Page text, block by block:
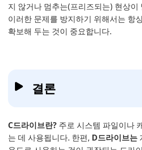
지 않거나 멈추는(프리즈되는) 현상이
이러한 문제를 방지하기 위해서는 항
확보해 두는 것이 중요합니다.
결론
C드라이브란? 주로 시스템 파일이나
는 데 사용됩니다. 한편, D드라이브는